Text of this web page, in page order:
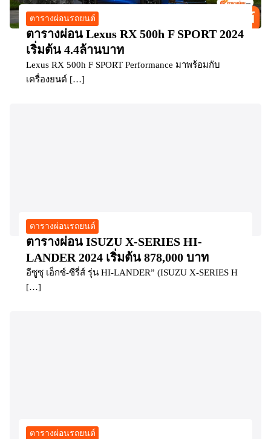
ตารางผ่อนรถยนต์
ตารางผ่อน Lexus RX 500h F SPORT 2024
เริ่มต้น 4.4ล้านบาท
Lexus RX 500h F SPORT Performance มาพร้อมกับ
เครื่องยนต์ […]
ตารางผ่อนรถยนต์
ตารางผ่อน ISUZU X-SERIES HI-
LANDER 2024 เริ่มต้น 878,000 บาท
อีซูซุ เอ็กซ์-ซีรี่ส์ รุ่น HI-LANDER” (ISUZU X-SERIES H
[…]
ตารางผ่อนรถยนต์